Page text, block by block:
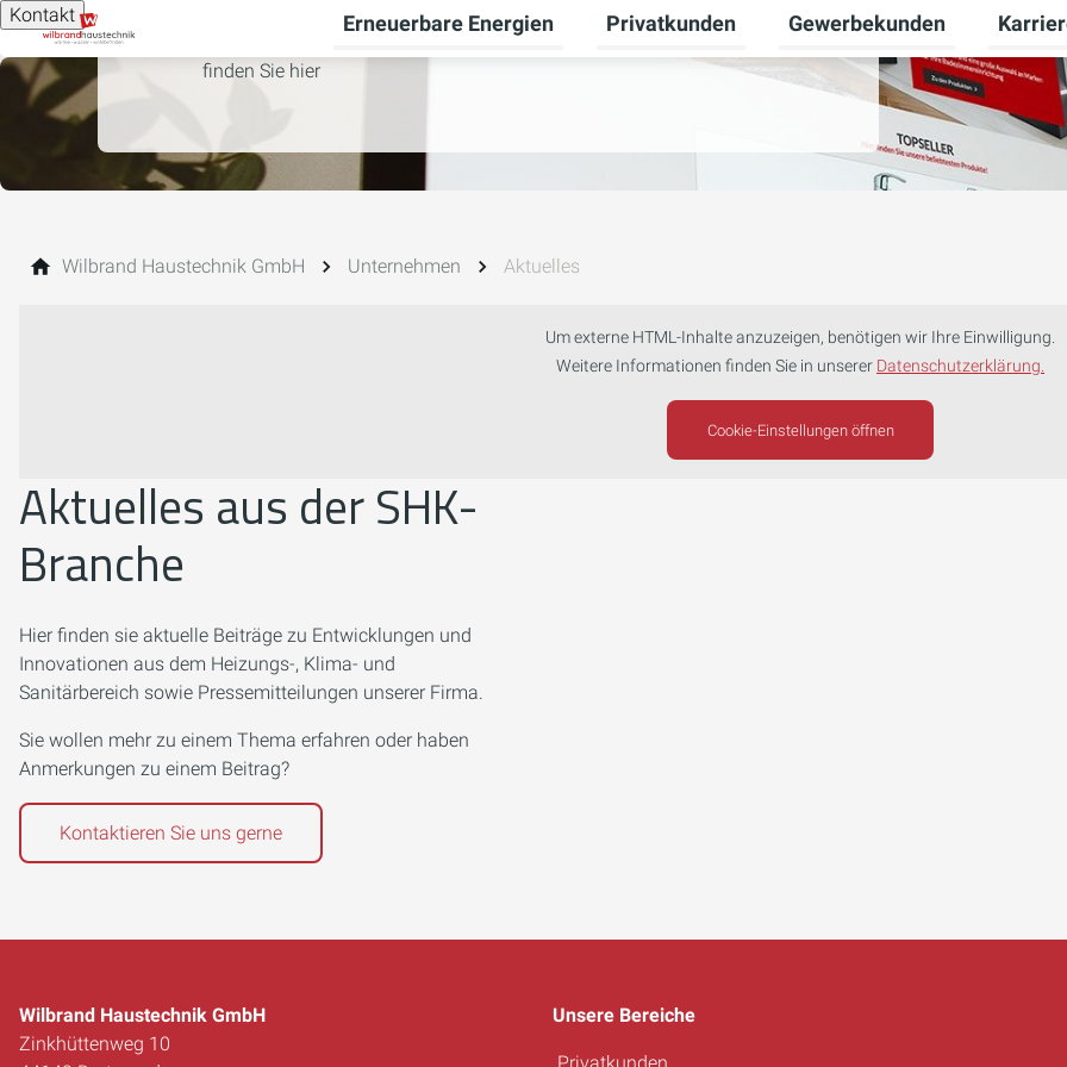
Kontakt Erneuerbare Energien
Untermenü für Erneuerbare Energien umschalten
Privatkunden
Untermenü für Privatkunden
Gewerbekunden
Neuigkeiten sowie spannende Innovationen und Inspirationen
finden Sie hier
Wilbrand Haustechnik GmbH Unternehmen Aktuelles
Um externe HTML-Inhalte anzuzeigen, benötigen wir Ihre Einwilligung.
Weitere Informationen finden Sie in unserer Datenschutzerklärung.
Cookie-Einstellungen öffnen
Aktuelles aus der SHK-
Branche
Hier finden sie aktuelle Beiträge zu Entwicklungen und
Innovationen aus dem Heizungs-, Klima- und
Sanitärbereich sowie Pressemitteilungen unserer Firma.
Sie wollen mehr zu einem Thema erfahren oder haben
Anmerkungen zu einem Beitrag?
Kontaktieren Sie uns gerne
Wilbrand Haustechnik GmbH
Zinkhüttenweg 10
Unsere Bereiche